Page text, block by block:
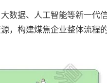
数据、人工智能等新一代
，构建煤焦企业整体流程